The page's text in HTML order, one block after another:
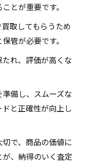
とが重要です。
取してもらうため
管が必要です。
れ、評価が高くな
備し、スムーズな
と正確性が向上し
で、商品の価値に
、納得のいく査定